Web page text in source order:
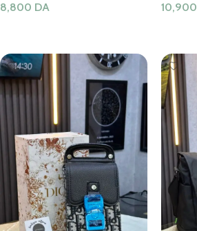
8,800 DA
10,900